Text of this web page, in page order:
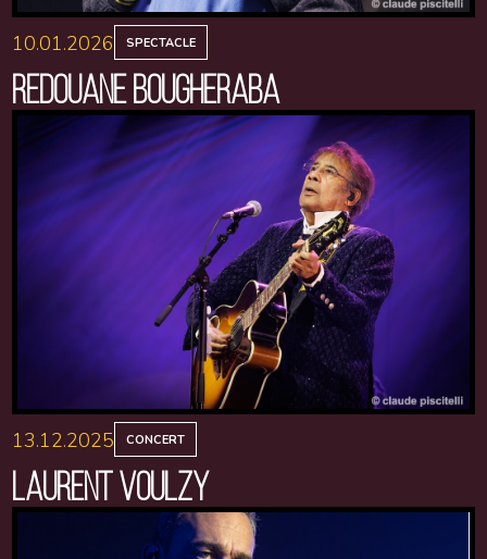
10.01.2026 SPECTACLE
REDOUANE BOUGHERABA
13.12.2025 CONCERT
LAURENT VOULZY